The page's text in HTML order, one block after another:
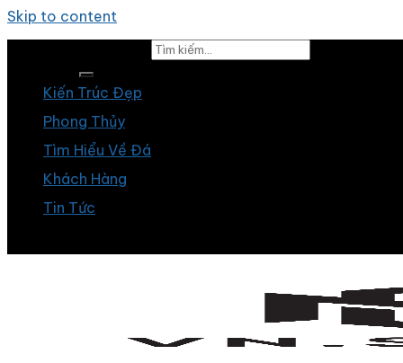
Skip to content
Kiến Trúc Đẹp
Phong Thủy
Tìm Hiểu Về Đá
Khách Hàng
Tin Tức